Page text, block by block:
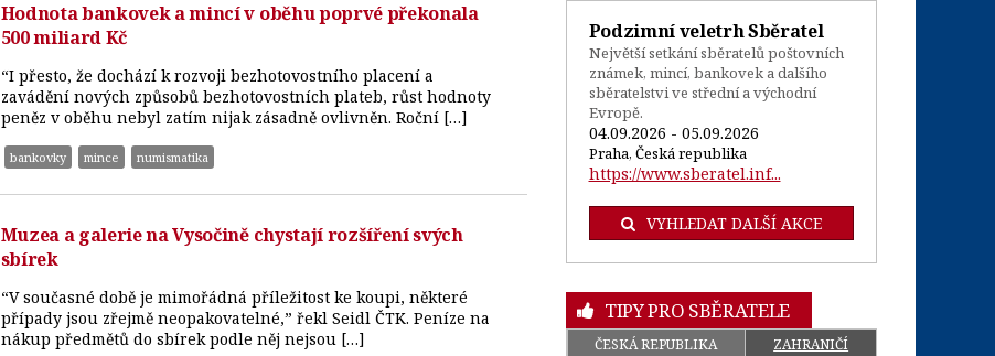
Hodnota bankovek a mincí v oběhu poprvé překonala
500 miliard Kč
“I přesto, že dochází k rozvoji bezhotovostního placení a
zavádění nových způsobů bezhotovostních plateb, růst hodnoty
peněz v oběhu nebyl zatím nijak zásadně ovlivněn. Roční […]
bankovky mince numismatika
Muzea a galerie na Vysočině chystají rozšíření svých
sbírek
“V současné době je mimořádná příležitost ke koupi, některé
případy jsou zřejmě neopakovatelné,” řekl Seidl ČTK. Peníze na
nákup předmětů do sbírek podle něj nejsou […]
Podzimní veletrh Sběratel
Největší setkání sběratelů poštovních
známek, mincí, bankovek a dalšího
sběratelstvi ve střední a východní
Evropě.
04.09.2026 - 05.09.2026
Praha, Česká republika
https://www.sberatel.inf...
VYHLEDAT DALŠÍ AKCE
TIPY PRO SBĚRATELE
ČESKÁ REPUBLIKA ZAHRANIČÍ